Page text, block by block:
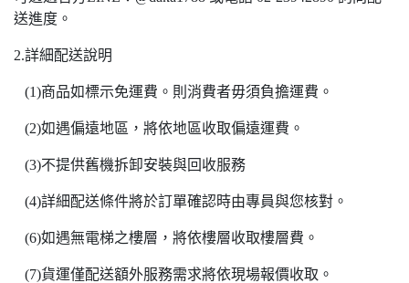
送進度。
2.詳細配送說明
(1)商品如標示免運費。則消費者毋須負擔運費。
(2)如遇偏遠地區，將依地區收取偏遠運費。
(3)不提供舊機拆卸安裝與回收服務
(4)詳細配送條件將於訂單確認時由專員與您核對。
(6)如遇無電梯之樓層，將依樓層收取樓層費。
(7)貨運僅配送額外服務需求將依現場報價收取。